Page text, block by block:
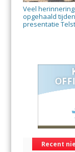
Veel
opgehaald
presentatie
Recent